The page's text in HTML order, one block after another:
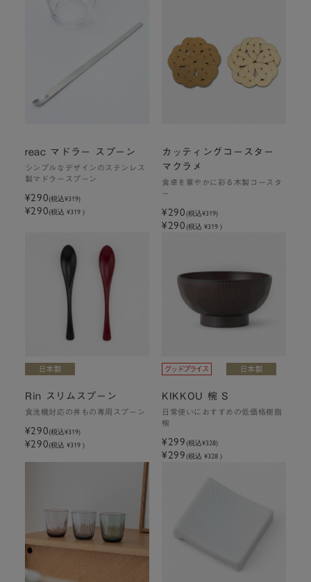
reac マドラー スプーン
シンプルなデザインのステンレス
製マドラースプーン
¥290(税込¥319)
¥290(税込 ¥319 )
カッティングコースター
マクラメ
食卓を華やかに彩る木製コースタ
ー
¥290(税込¥319)
¥290(税込 ¥319 )
Rin スリムスプーン
食洗機対応の丼もの専用スプーン
¥290(税込¥319)
¥290(税込 ¥319 )
KIKKOU 椀 S
日常使いにおすすめの低価格樹脂
椀
¥299(税込¥328)
¥299(税込 ¥328 )